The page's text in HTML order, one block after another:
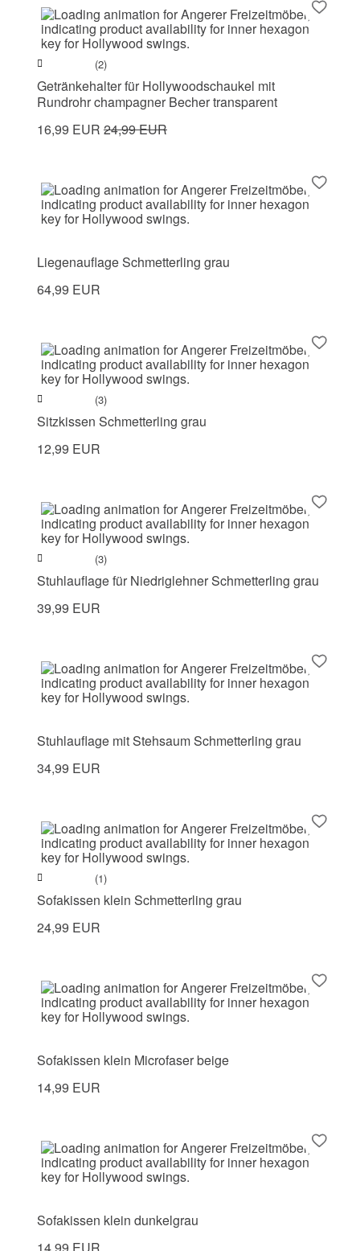
(2)
Getränkehalter für Hollywoodschaukel mit
Rundrohr champagner Becher transparent
16,99 EUR 24,99 EUR
Liegenauflage Schmetterling grau
64,99 EUR
(3)
Sitzkissen Schmetterling grau
12,99 EUR
(3)
Stuhlauflage für Niedriglehner Schmetterling grau
39,99 EUR
Stuhlauflage mit Stehsaum Schmetterling grau
34,99 EUR
(1)
Sofakissen klein Schmetterling grau
24,99 EUR
Sofakissen klein Microfaser beige
14,99 EUR
Sofakissen klein dunkelgrau
14,99 EUR